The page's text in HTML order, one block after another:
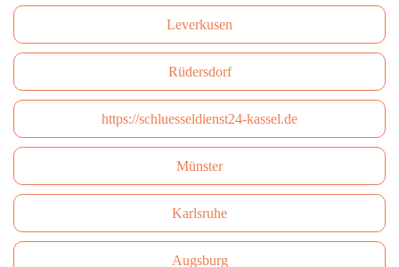
Leverkusen
Rüdersdorf
https://schluesseldienst24-kassel.de
Münster
Karlsruhe
Augsburg